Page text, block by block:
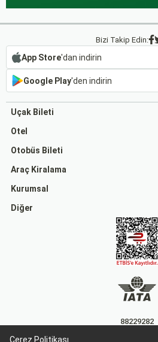
Çerez Politikası
Bizi Takip Edin:
App Store'dan indirin
Google Play'den indirin
Uçak Bileti
Otel
Otobüs Bileti
Araç Kiralama
Kurumsal
Diğer
88229282